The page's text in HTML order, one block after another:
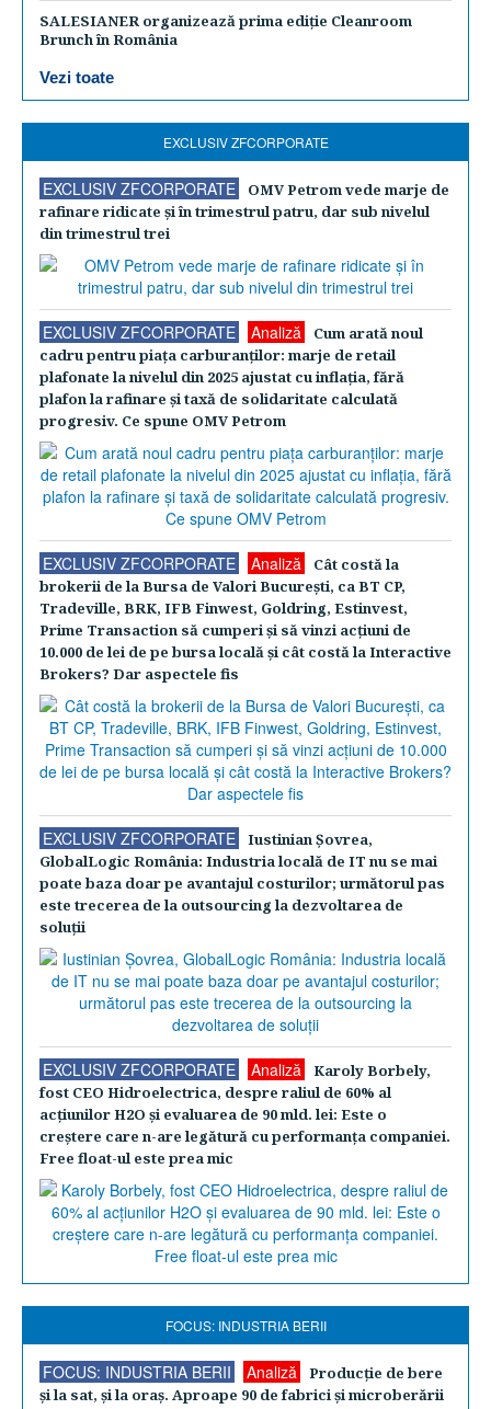
SALESIANER organizează prima ediție Cleanroom
Brunch în România
Vezi toate
EXCLUSIV ZFCORPORATE
EXCLUSIV ZFCORPORATE
OMV Petrom vede marje de
rafinare ridicate şi în trimestrul patru, dar sub nivelul
din trimestrul trei
EXCLUSIV ZFCORPORATE Analiză
Cum arată noul
cadru pentru piaţa carburanţilor: marje de retail
plafonate la nivelul din 2025 ajustat cu inflaţia, fără
plafon la rafinare şi taxă de solidaritate calculată
progresiv. Ce spune OMV Petrom
EXCLUSIV ZFCORPORATE Analiză
Cât costă la
brokerii de la Bursa de Valori Bucureşti, ca BT CP,
Tradeville, BRK, IFB Finwest, Goldring, Estinvest,
Prime Transaction să cumperi şi să vinzi acţiuni de
10.000 de lei de pe bursa locală şi cât costă la Interactive
Brokers? Dar aspectele fis
EXCLUSIV ZFCORPORATE
Iustinian Şovrea,
GlobalLogic România: Industria locală de IT nu se mai
poate baza doar pe avantajul costurilor; următorul pas
este trecerea de la outsourcing la dezvoltarea de
soluţii
EXCLUSIV ZFCORPORATE Analiză
Karoly Borbely,
fost CEO Hidroelectrica, despre raliul de 60% al
acţiunilor H2O şi evaluarea de 90 mld. lei: Este o
creştere care n-are legătură cu performanţa companiei.
Free float-ul este prea mic
FOCUS: INDUSTRIA BERII
FOCUS: INDUSTRIA BERII Analiză
Producţie de bere
şi la sat, şi la oraş. Aproape 90 de fabrici şi microberării